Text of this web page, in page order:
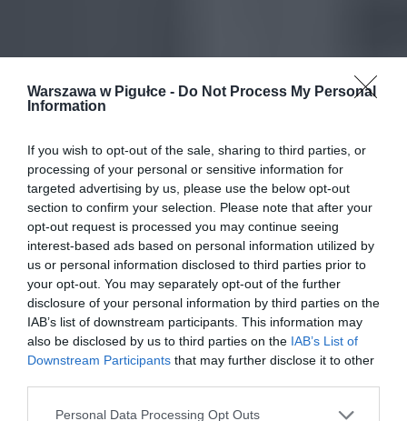
Warszawa w Pigułce - Do Not Process My Personal
Information
If you wish to opt-out of the sale, sharing to third parties, or
processing of your personal or sensitive information for
targeted advertising by us, please use the below opt-out
section to confirm your selection. Please note that after your
opt-out request is processed you may continue seeing
interest-based ads based on personal information utilized by
us or personal information disclosed to third parties prior to
your opt-out. You may separately opt-out of the further
disclosure of your personal information by third parties on the
IAB’s list of downstream participants. This information may
also be disclosed by us to third parties on the IAB’s List of
Downstream Participants that may further disclose it to other
Personal Data Processing Opt Outs